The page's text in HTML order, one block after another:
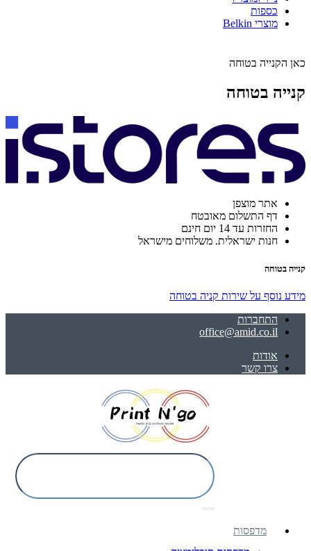
כספות
מוצרי Belkin
כאן הקנייה בטוחה
קנייה בטוחה
אתר מוצפן
דף התשלום מאובטח
החזרות עד 14 יום חינם
חנות ישראלית. משלוחים מישראל
קנייה בטוחה
מידע נוסף על שירות קניה בטוחה
התחברות
office@amid.co.il
אודות
צרו קשר
מדפסות